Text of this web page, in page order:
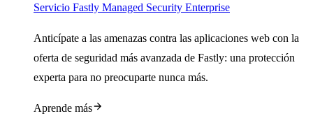
Servicio Fastly Managed Security Enterprise
Anticípate a las amenazas contra las aplicaciones web con la
oferta de seguridad más avanzada de Fastly: una protección
experta para no preocuparte nunca más.
Aprende más